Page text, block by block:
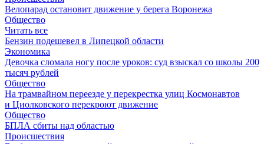
Велопарад остановит движение у берега Воронежа
Общество
Читать все
Бензин подешевел в Липецкой области
Экономика
Девочка сломала ногу после уроков: суд взыскал со школы 200
тысяч рублей
Общество
На трамвайном переезде у перекрестка улиц Космонавтов
и Циолковского перекроют движение
Общество
БПЛА сбиты над областью
Происшествия